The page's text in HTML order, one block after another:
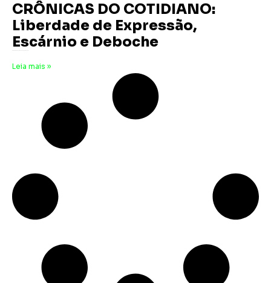
CRÔNICAS DO COTIDIANO:
Liberdade de Expressão,
Escárnio e Deboche
Leia mais »